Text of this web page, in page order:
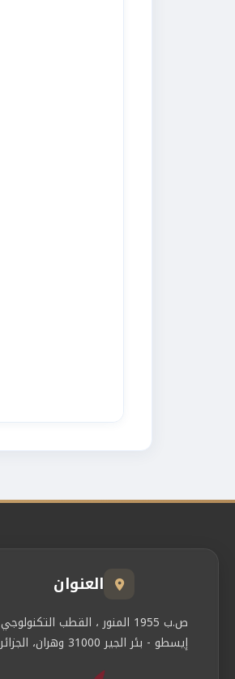
العنوان
ص.ب 1955 المنور ، القطب التكنولوجي
إيسطو - بئر الجير 31000 وهران، الجزائر